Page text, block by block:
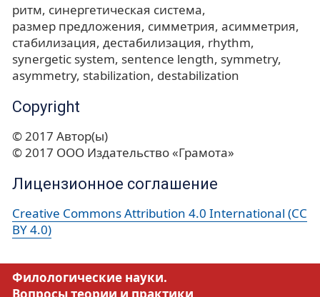
ритм синергетическая система
размер предложения симметрия асимметрия
стабилизация дестабилизация rhythm
synergetic system sentence length symmetry
asymmetry stabilization destabilization
Copyright
© 2017 Автор(ы)
© 2017 ООО Издательство «Грамота»
Лицензионное соглашение
Creative Commons Attribution 4.0 International (CC
BY 4.0)
Филологические науки.